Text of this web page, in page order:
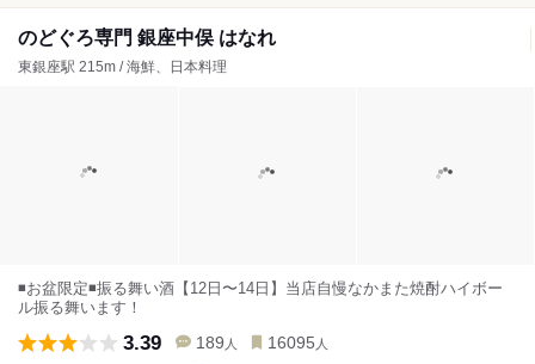
のどぐろ専門 銀座中俣 はなれ
東銀座駅 215m / 海鮮、日本料理
◾️お盆限定◾️振る舞い酒【12日〜14日】当店自慢なかまた焼酎ハイボー
ル振る舞います！
3.39 189 人 16095 人